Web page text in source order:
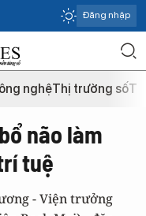
Đăng nhập
nghệThị trường số
não làm
tuệ
- Viện trưởng